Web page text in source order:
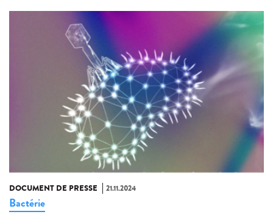
DOCUMENT DE PRESSE 21.11.2024
Bactérie